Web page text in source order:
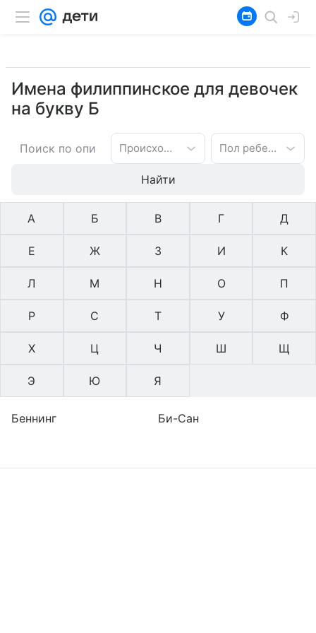
Имена филиппинское для девочек
на букву Б
Происхождение имени Пол ребенка
Найти
А Б В Г Д
Е Ж З И К
Л М Н О П
Р С Т У Ф
Х Ц Ч Ш Щ
Э Ю Я
Беннинг Би-Сан